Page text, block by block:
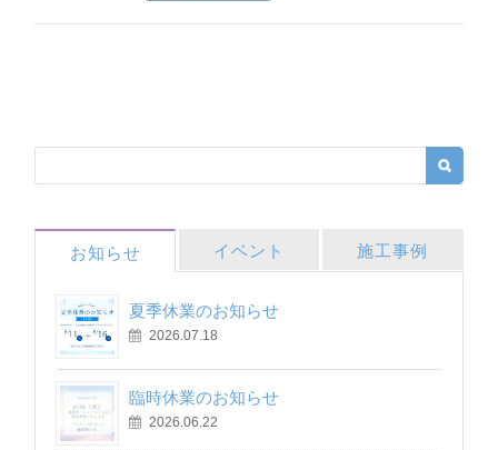
お知らせ イベント 施工事例
夏季休業のお知らせ
2026.07.18
臨時休業のお知らせ
2026.06.22